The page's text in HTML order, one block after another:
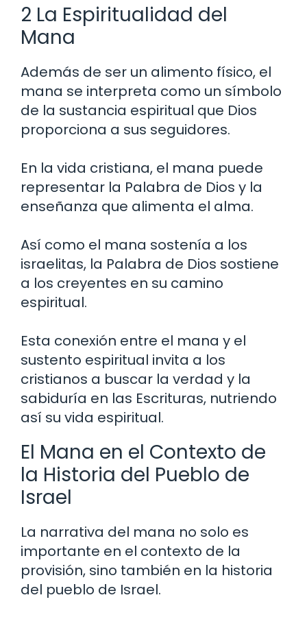
2 La Espiritualidad del
Mana
Además de ser un alimento físico, el
mana se interpreta como un símbolo
de la sustancia espiritual que Dios
proporciona a sus seguidores.
En la vida cristiana, el mana puede
representar la Palabra de Dios y la
enseñanza que alimenta el alma.
Así como el mana sostenía a los
israelitas, la Palabra de Dios sostiene
a los creyentes en su camino
espiritual.
Esta conexión entre el mana y el
sustento espiritual invita a los
cristianos a buscar la verdad y la
sabiduría en las Escrituras, nutriendo
así su vida espiritual.
El Mana en el Contexto de
la Historia del Pueblo de
Israel
La narrativa del mana no solo es
importante en el contexto de la
provisión, sino también en la historia
del pueblo de Israel.